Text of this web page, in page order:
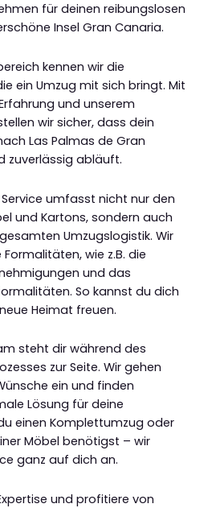
für deinen reibungslosen
Insel Gran Canaria.
kennen wir die
ein Umzug mit sich bringt. Mit
und unserem
wir sicher, dass dein
Las Palmas de Gran
zuverlässig abläuft.
umfasst nicht nur den
und Kartons, sondern auch
Umzugslogistik. Wir
wie z.B. die
und das
So kannst du dich
Heimat freuen.
steht dir während des
zur Seite. Wir gehen
ein und finden
Lösung für deine
einen Komplettumzug oder
Möbel benötigst – wir
ganz auf dich an.
und profitiere von